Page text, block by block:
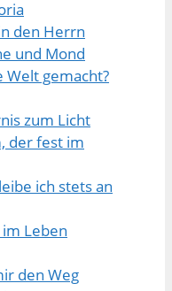
den Herrn
und Mond
Welt gemacht?
zum Licht
der fest im
ich stets an
Leben
den Weg